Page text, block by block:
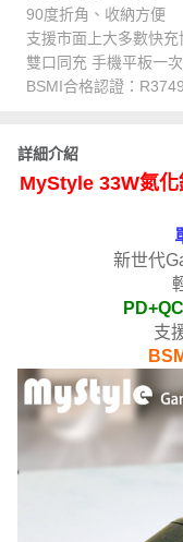
90度折角、收納方便
支援市面上大多數快充
雙口同充 手機平板一
BSMI合格認證：
詳細介紹
MyStyle 33W氮
新世代
支